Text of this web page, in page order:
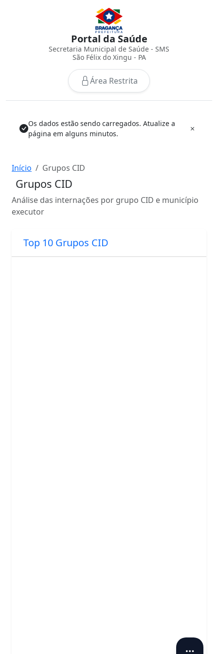
Portal da Saúde
Secretaria Municipal de Saúde - SMS
São Félix do Xingu - PA
Área Restrita
Os dados estão sendo carregados. Atualize a
página em alguns minutos.
Início Grupos CID
Grupos CID
Análise das internações por grupo CID e município
executor
Top 10 Grupos CID